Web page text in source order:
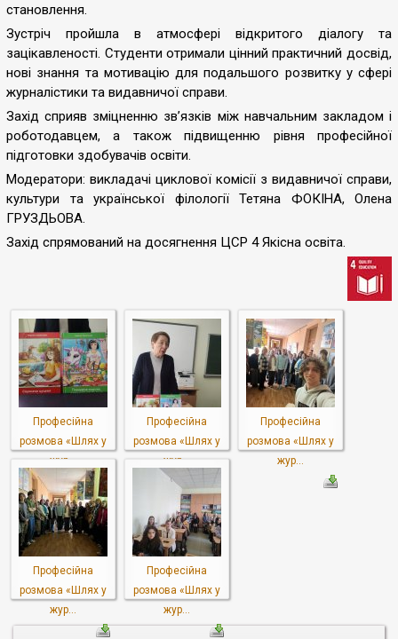
становлення.
Зустріч пройшла в атмосфері відкритого діалогу та
зацікавленості. Студенти отримали цінний практичний досвід,
нові знання та мотивацію для подальшого розвитку у сфері
журналістики та видавничої справи.
Захід сприяв зміцненню зв’язків між навчальним закладом і
роботодавцем, а також підвищенню рівня професійної
підготовки здобувачів освіти.
Модератори: викладачі циклової комісії з видавничої справи,
культури та української філології Тетяна ФОКІНА, Олена
ГРУЗДЬОВА.
Захід спрямований на досягнення ЦСР 4 Якісна освіта.
Професійна
розмовa «Шлях у
жур...
Професійна
розмовa «Шлях у
жур...
Професійна
розмовa «Шлях у
жур...
Професійна
розмовa «Шлях у
жур...
Професійна
розмовa «Шлях у
жур...